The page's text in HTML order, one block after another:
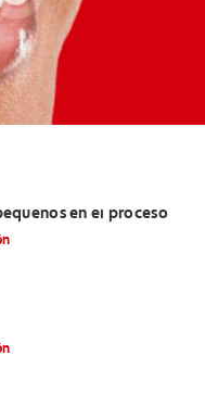
en el proceso